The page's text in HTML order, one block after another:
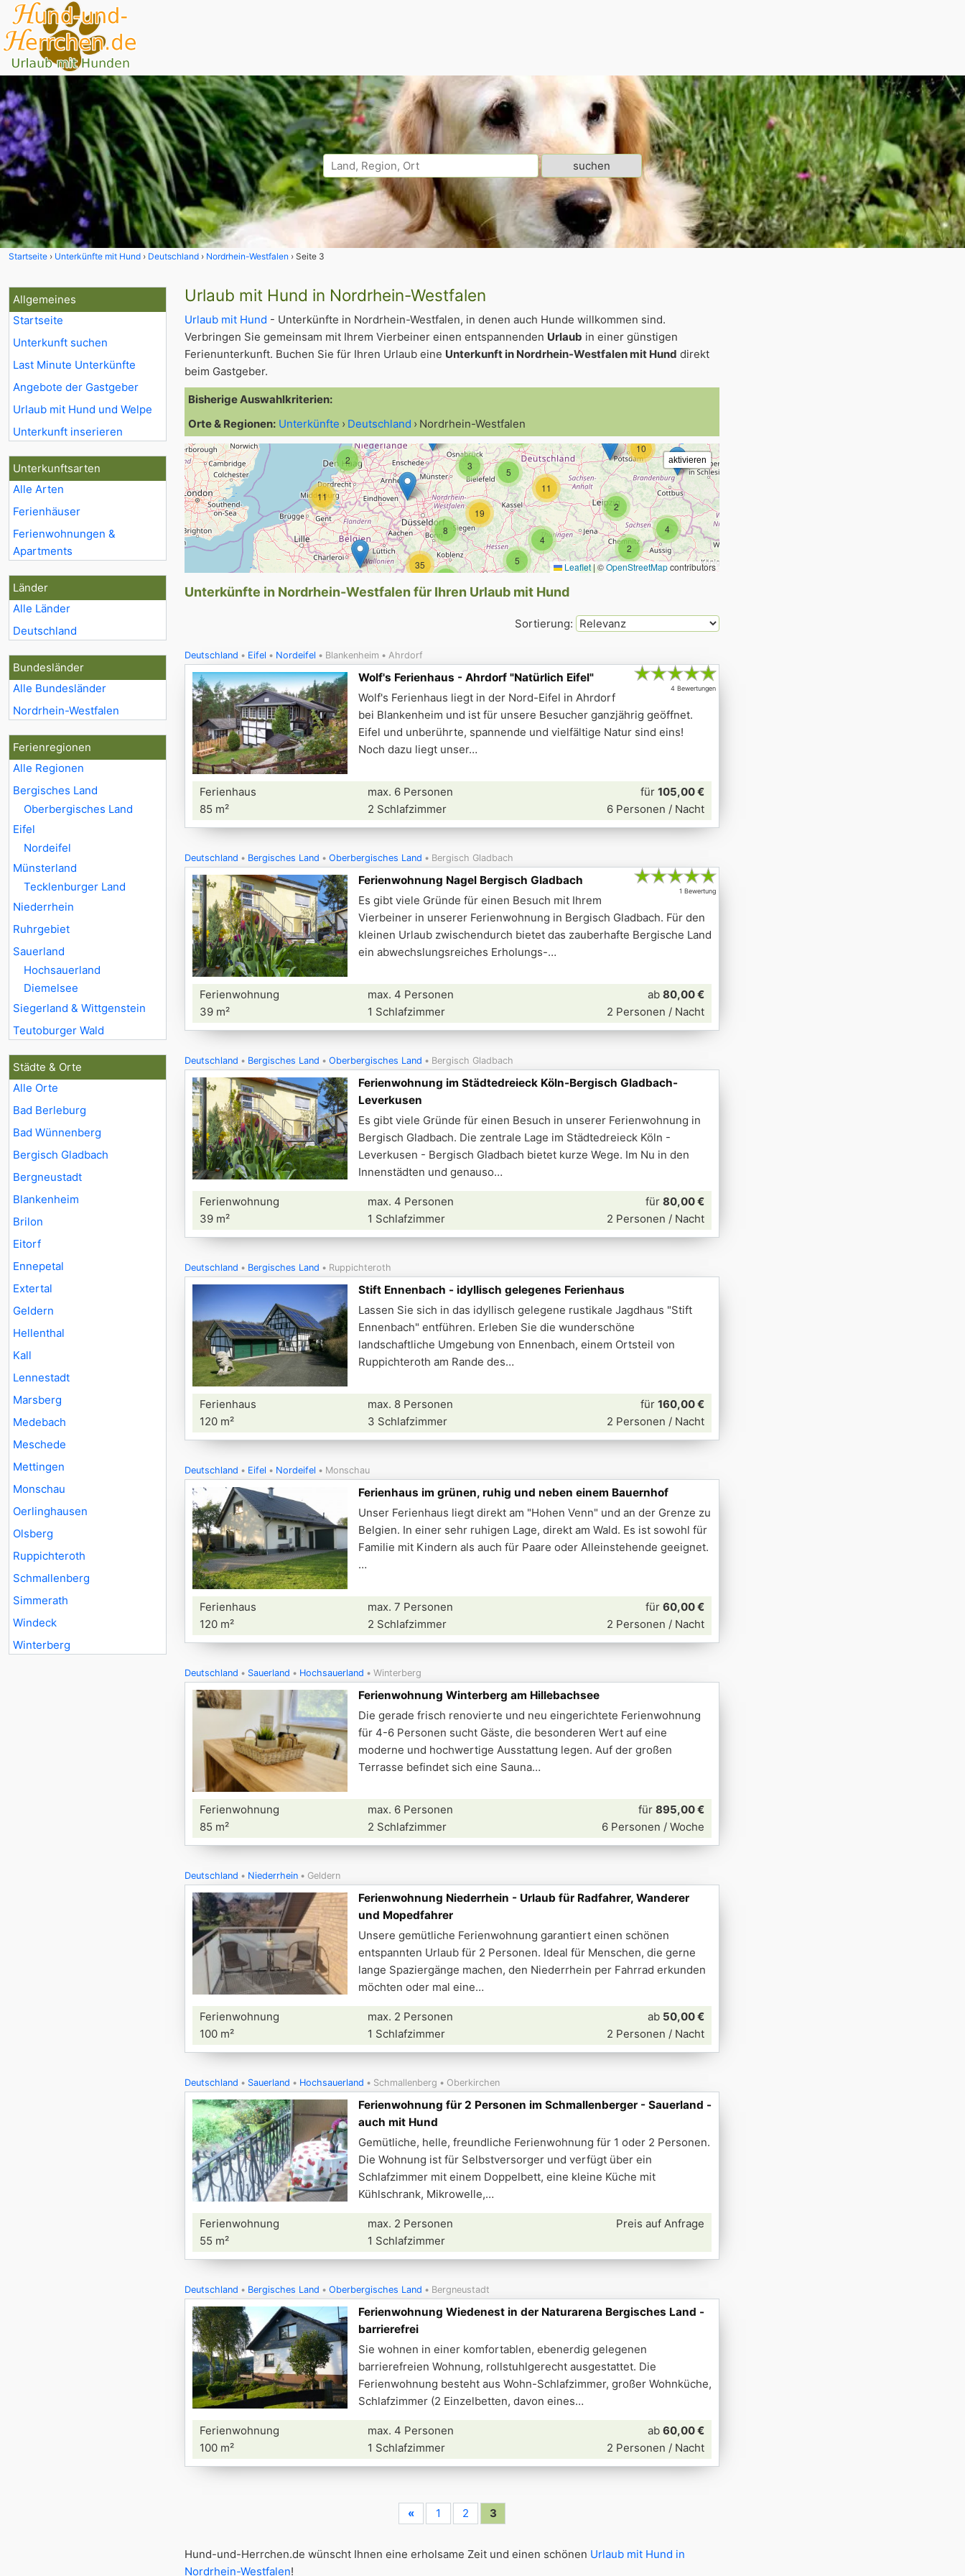
Startseite Unterkünfte mit Hund Deutschland Nordrhein-Westfalen Seite 3
Allgemeines
Startseite
Unterkunft suchen
Last Minute Unterkünfte
Angebote der Gastgeber
Urlaub mit Hund und Welpe
Unterkunft inserieren
Unterkunftsarten
Alle Arten
Ferienhäuser
Ferienwohnungen &
Apartments
Länder
Alle Länder
Deutschland
Bundesländer
Alle Bundesländer
Nordrhein-Westfalen
Ferienregionen
Alle Regionen
Bergisches Land
Oberbergisches Land
Eifel
Nordeifel
Münsterland
Tecklenburger Land
Niederrhein
Ruhrgebiet
Sauerland
Hochsauerland
Diemelsee
Siegerland & Wittgenstein
Teutoburger Wald
Städte & Orte
Alle Orte
Bad Berleburg
Bad Wünnenberg
Bergisch Gladbach
Bergneustadt
Blankenheim
Brilon
Eitorf
Ennepetal
Extertal
Geldern
Hellenthal
Kall
Lennestadt
Marsberg
Medebach
Meschede
Mettingen
Monschau
Oerlinghausen
Olsberg
Ruppichteroth
Schmallenberg
Simmerath
Windeck
Winterberg
Urlaub mit Hund in Nordrhein-Westfalen
Urlaub mit Hund - Unterkünfte in Nordrhein-Westfalen, in denen auch Hunde willkommen sind.
Verbringen Sie gemeinsam mit Ihrem Vierbeiner einen entspannenden Urlaub in einer günstigen
Ferienunterkunft. Buchen Sie für Ihren Urlaub eine Unterkunft in Nordrhein-Westfalen mit Hund direkt
beim Gastgeber.
Bisherige Auswahlkriterien:
Orte & Regionen: Unterkünfte Deutschland Nordrhein-Westfalen
2
11
2
2
10
9
32
31
52
43
23
22
11
11
5
8
35
4
3
5
5
19
14
2
4
2
5
2
21
Leaflet|©OpenStreetMapcontributors
Unterkünfte in Nordrhein-Westfalen für Ihren Urlaub mit Hund
Sortierung:
Deutschland Eifel Nordeifel Blankenheim Ahrdorf
★★★★★
4 Bewertungen
Wolf's Ferienhaus - Ahrdorf "Natürlich Eifel"
Wolf's Ferienhaus liegt in der Nord-Eifel in Ahrdorf
bei Blankenheim und ist für unsere Besucher ganzjährig geöffnet.
Eifel und unberührte, spannende und vielfältige Natur sind eins!
Noch dazu liegt unser
Ferienhaus
85 m²
max. 6 Personen
2 Schlafzimmer
für 105,00 €
6 Personen / Nacht
Deutschland Bergisches Land Oberbergisches Land Bergisch Gladbach
★★★★★
1 Bewertung
Ferienwohnung Nagel Bergisch Gladbach
Es gibt viele Gründe für einen Besuch mit Ihrem
Vierbeiner in unserer Ferienwohnung in Bergisch Gladbach. Für den
kleinen Urlaub zwischendurch bietet das zauberhafte Bergische Land
ein abwechslungsreiches Erholungs-
Ferienwohnung
39 m²
max. 4 Personen
1 Schlafzimmer
ab 80,00 €
2 Personen / Nacht
Deutschland Bergisches Land Oberbergisches Land Bergisch Gladbach
Ferienwohnung im Städtedreieck Köln-Bergisch Gladbach-
Leverkusen
Es gibt viele Gründe für einen Besuch in unserer Ferienwohnung in
Bergisch Gladbach. Die zentrale Lage im Städtedreieck Köln -
Leverkusen - Bergisch Gladbach bietet kurze Wege. Im Nu in den
Innenstädten und genauso
Ferienwohnung
39 m²
max. 4 Personen
1 Schlafzimmer
für 80,00 €
2 Personen / Nacht
Deutschland Bergisches Land Ruppichteroth
Stift Ennenbach - idyllisch gelegenes Ferienhaus
Lassen Sie sich in das idyllisch gelegene rustikale Jagdhaus "Stift
Ennenbach" entführen. Erleben Sie die wunderschöne
landschaftliche Umgebung von Ennenbach, einem Ortsteil von
Ruppichteroth am Rande des
Ferienhaus
120 m²
max. 8 Personen
3 Schlafzimmer
für 160,00 €
2 Personen / Nacht
Deutschland Eifel Nordeifel Monschau
Ferienhaus im grünen, ruhig und neben einem Bauernhof
Unser Ferienhaus liegt direkt am "Hohen Venn" und an der Grenze zu
Belgien. In einer sehr ruhigen Lage, direkt am Wald. Es ist sowohl für
Familie mit Kindern als auch für Paare oder Alleinstehende geeignet.
Ferienhaus
120 m²
max. 7 Personen
2 Schlafzimmer
für 60,00 €
2 Personen / Nacht
Deutschland Sauerland Hochsauerland Winterberg
Ferienwohnung Winterberg am Hillebachsee
Die gerade frisch renovierte und neu eingerichtete Ferienwohnung
für 4-6 Personen sucht Gäste, die besonderen Wert auf eine
moderne und hochwertige Ausstattung legen. Auf der großen
Terrasse befindet sich eine Sauna
Ferienwohnung
85 m²
max. 6 Personen
2 Schlafzimmer
für 895,00 €
6 Personen / Woche
Deutschland Niederrhein Geldern
Ferienwohnung Niederrhein - Urlaub für Radfahrer, Wanderer
und Mopedfahrer
Unsere gemütliche Ferienwohnung garantiert einen schönen
entspannten Urlaub für 2 Personen. Ideal für Menschen, die gerne
lange Spaziergänge machen, den Niederrhein per Fahrrad erkunden
möchten oder mal eine
Ferienwohnung
100 m²
max. 2 Personen
1 Schlafzimmer
ab 50,00 €
2 Personen / Nacht
Deutschland Sauerland Hochsauerland Schmallenberg Oberkirchen
Ferienwohnung für 2 Personen im Schmallenberger - Sauerland -
auch mit Hund
Gemütliche, helle, freundliche Ferienwohnung für 1 oder 2 Personen.
Die Wohnung ist für Selbstversorger und verfügt über ein
Schlafzimmer mit einem Doppelbett, eine kleine Küche mit
Kühlschrank, Mikrowelle,
Ferienwohnung
55 m²
max. 2 Personen
1 Schlafzimmer
Preis auf Anfrage
Deutschland Bergisches Land Oberbergisches Land Bergneustadt
Ferienwohnung Wiedenest in der Naturarena Bergisches Land -
barrierefrei
Sie wohnen in einer komfortablen, ebenerdig gelegenen
barrierefreien Wohnung, rollstuhlgerecht ausgestattet. Die
Ferienwohnung besteht aus Wohn-Schlafzimmer, großer Wohnküche,
Schlafzimmer (2 Einzelbetten, davon eines
Ferienwohnung
100 m²
max. 4 Personen
1 Schlafzimmer
ab 60,00 €
2 Personen / Nacht
« 1 2 3
Hund-und-Herrchen.de wünscht Ihnen eine erholsame Zeit und einen schönen Urlaub mit Hund in
Nordrhein-Westfalen!